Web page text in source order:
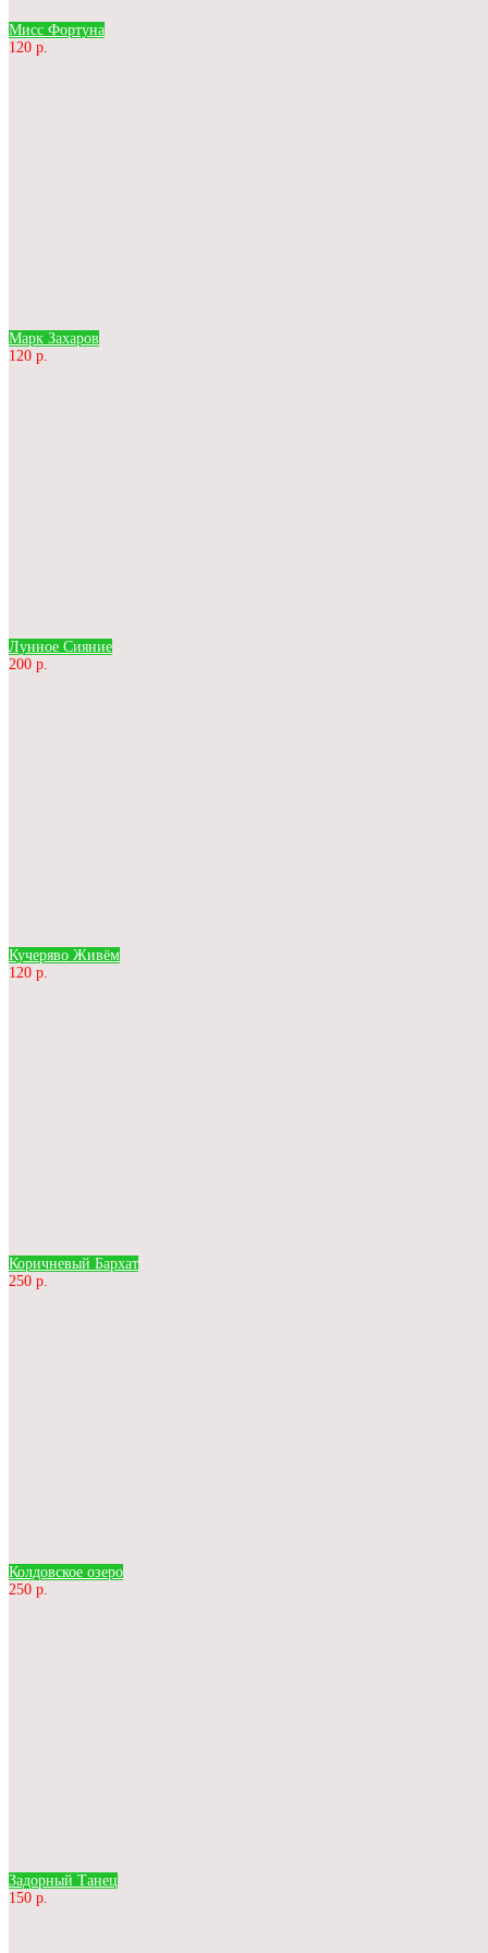
Мисс Фортуна
120 р.
Марк Захаров
120 р.
Лунное Сияние
200 р.
Кучеряво Живём
120 р.
Коричневый Бархат
250 р.
Колдовское озеро
250 р.
Задорный Танец
150 р.